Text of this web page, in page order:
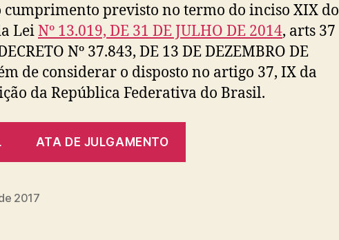
cumprimento previsto no termo do inciso XIX do
LeiNº 13.019, DE 31 DE JULHO DE 2014, arts 37
Nº 37.843, DE 13 DE DEZEMBRO DE
de considerar o disposto no artigo 37, IX da
da República Federativa do Brasil.
ATA DE JULGAMENTO
2017